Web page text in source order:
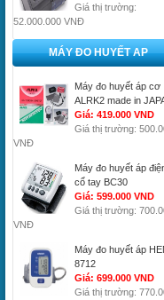
Giá thị trường:
52.000.000 VNĐ
MÁY ĐO HUYẾT AP
Máy đo huyết áp cơ
ALRK2 made in
Giá: 419.000 VND
Giá thị trường:
VNĐ
Máy đo huyết áp
cổ tay BC30
Giá: 599.000 VND
Giá thị trường:
VNĐ
Máy đo huyết áp
8712
Giá: 699.000 VND
Giá thị trường: